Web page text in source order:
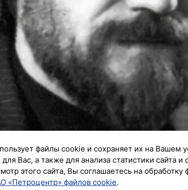
файлы cookie и сохраняет их на Вашем
Вас, а также для анализа статистики сайта
этого сайта, Вы соглашаетесь на обработку
«Петроцентр» файлов cookie.